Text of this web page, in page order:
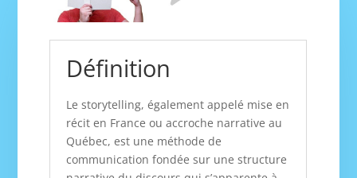
Définition
Le storytelling, également appelé mise en
récit en France ou accroche narrative au
Québec, est une méthode de
communication fondée sur une structure